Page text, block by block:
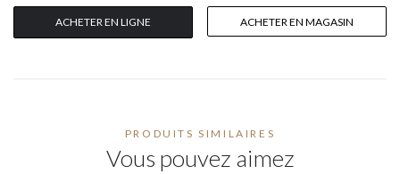
ACHETER EN LIGNE ACHETER EN MAGASIN
PRODUITS SIMILAIRES
Vous pouvez aimez